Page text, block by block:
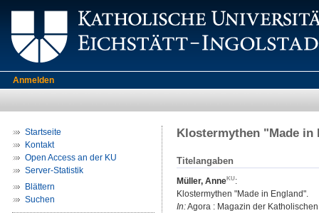
Anmelden
Startseite
Kontakt
Open Access an der KU
Server-Statistik
Blättern
Suchen
Klostermythen "Made in
Titelangaben
Müller, Anne
:
Klostermythen "Made in England".
In:Agora : Magazin der